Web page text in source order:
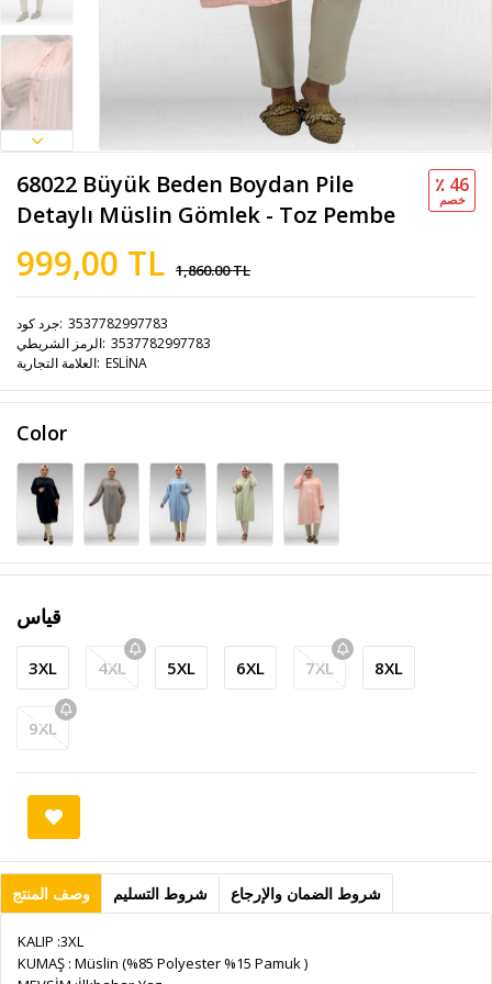
68022 Büyük Beden Boydan Pile
Detaylı Müslin Gömlek - Toz Pembe
999,00 TL 1,860.00 TL
٪ 46
خصم
جرد كود 3537782997783
الرمز الشريطي 3537782997783
العلامة التجارية ESLİNA
Color
قياس
3XL 4XL 5XL 6XL 7XL 8XL
9XL
وصف المنتج شروط التسليم شروط الضمان والإرجاع
KALIP :3XL
KUMAŞ : Müslin (%85 Polyester %15 Pamuk )